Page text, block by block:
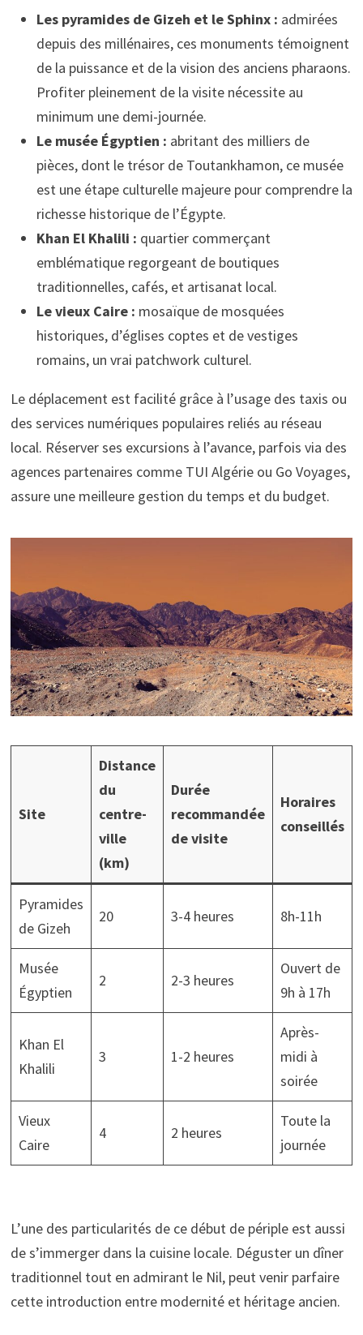
Les pyramides de Gizeh et le Sphinx : admirées
depuis des millénaires, ces monuments témoignent
de la puissance et de la vision des anciens pharaons.
Profiter pleinement de la visite nécessite au
minimum une demi-journée.
Le musée Égyptien : abritant des milliers de
pièces, dont le trésor de Toutankhamon, ce musée
est une étape culturelle majeure pour comprendre la
richesse historique de l’Égypte.
Khan El Khalili : quartier commerçant
emblématique regorgeant de boutiques
traditionnelles, cafés, et artisanat local.
Le vieux Caire : mosaïque de mosquées
historiques, d’églises coptes et de vestiges
romains, un vrai patchwork culturel.
Le déplacement est facilité grâce à l’usage des taxis ou
des services numériques populaires reliés au réseau
local. Réserver ses excursions à l’avance, parfois via des
agences partenaires comme TUI Algérie ou Go Voyages,
assure une meilleure gestion du temps et du budget.
Site
Distance
du
centre-
ville
(km)
Durée
recommandée
de visite
Horaires
conseillés
Pyramides
de Gizeh
20 3-4 heures 8h-11h
Musée
Égyptien
2 2-3 heures
Ouvert de
9h à 17h
Khan El
Khalili
3 1-2 heures
Après-
midi à
soirée
Vieux
Caire
4 2 heures
Toute la
journée
L’une des particularités de ce début de périple est aussi
de s’immerger dans la cuisine locale. Déguster un dîner
traditionnel tout en admirant le Nil, peut venir parfaire
cette introduction entre modernité et héritage ancien.